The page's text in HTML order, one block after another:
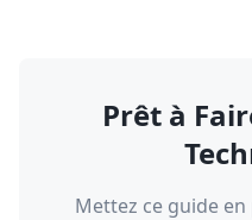
Prêt à
Mettez ce guide